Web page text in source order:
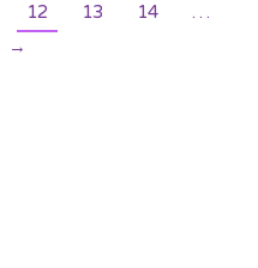
12 13 14
…
→